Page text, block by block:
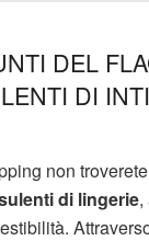
DEL
DI
non
di lingerie,